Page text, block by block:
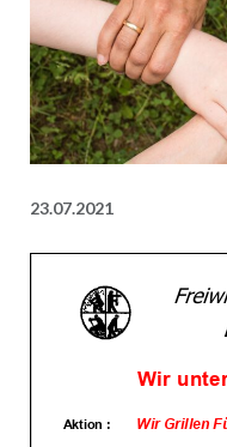
23.07.2021